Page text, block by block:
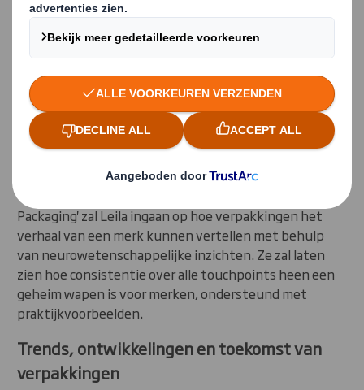
Leila zal u meenemen in een visuele reis waarin u zult
ontdekken hoe kleur, vorm, materiaal en design
bijdragen aan een sterk verpakkingsverhaal. Of het nu
speelt een rol in het creëren van een onvergetelijke
ervaring voor consumenten.
Consistentie, neurowetenschappen en
praktijkvoorbeelden
Tijdens haar presentatie 'The Power of Storytelling in
Packaging' zal Leila ingaan op hoe verpakkingen het
verhaal van een merk kunnen vertellen met behulp
van neurowetenschappelijke inzichten. Ze zal laten
zien hoe consistentie over alle touchpoints heen een
geheim wapen is voor merken, ondersteund met
praktijkvoorbeelden.
Trends, ontwikkelingen en toekomst van
verpakkingen